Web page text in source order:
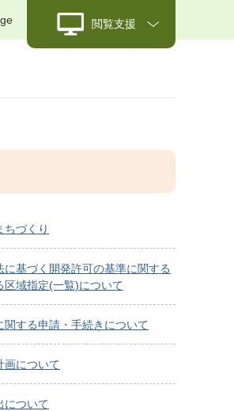
閲覧支援
ちづくり
に基づく開発許可の基準に関する
区域指定(一覧)について
関する申請・手続きについて
画について
について